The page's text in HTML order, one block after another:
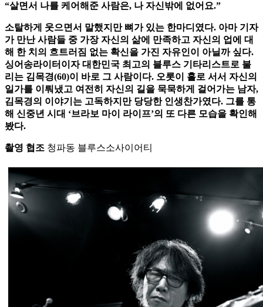
“살면서 나를 케어해준 사람은, 나 자신밖에 없어요.”
소탈하게 웃으면서 말했지만 뼈가 있는 한마디였다. 아마 기자
가 만난 사람들 중 가장 자신의 삶에 만족하고 자신의 업에 대
해 한 치의 흐트러짐 없는 확신을 가진 자유인이 아닐까 싶다.
싱어송라이터이자 대한민국 최고의 블루스 기타리스트로 불
리는 김목경(60)이 바로 그 사람이다. 오롯이 홀로 서서 자신의
일가를 이뤄냈고 여전히 자신의 길을 묵묵하게 걸어가는 남자,
김목경의 이야기는 고독하지만 당당한 인생찬가였다. 그를 통
해 신중년 시대 ‘브라보 마이 라이프’의 또 다른 모습을 확인해
봤다.
촬영 협조 청파동 블루스소사이어티